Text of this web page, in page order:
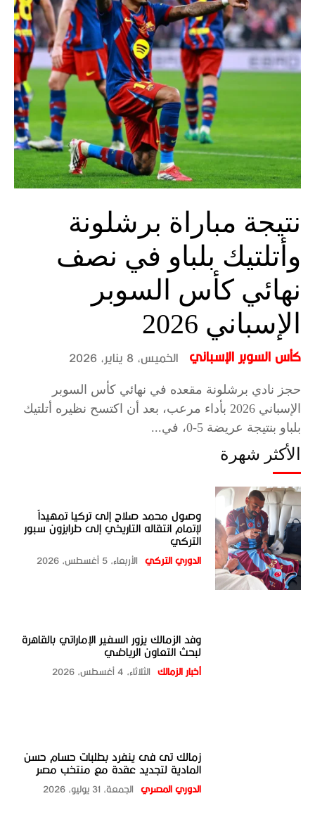
نتيجة مباراة برشلونة
وأتلتيك بلباو في نصف
نهائي كأس السوبر
الإسباني 2026
كأس السوبر الإسباني الخميس، 8 يناير، 2026
حجز نادي برشلونة مقعده في نهائي كأس السوبر
الإسباني 2026 بأداء مرعب، بعد أن اكتسح نظيره أتلتيك
بلباو بنتيجة عريضة 5-0، في...
الأكثر شهرة
وصول محمد صلاح إلى تركيا تمهيداً
لإتمام انتقاله التاريخي إلى طرابزون سبور
التركي
الدوري التركي الأربعاء، 5 أغسطس، 2026
وفد الزمالك يزور السفير الإماراتي بالقاهرة
لبحث التعاون الرياضي
أخبار الزمالك الثلاثاء، 4 أغسطس، 2026
زمالك تى فى ينفرد بطلبات حسام حسن
المادية لتجديد عقدة مع منتخب مصر
الدوري المصري الجمعة، 31 يوليو، 2026